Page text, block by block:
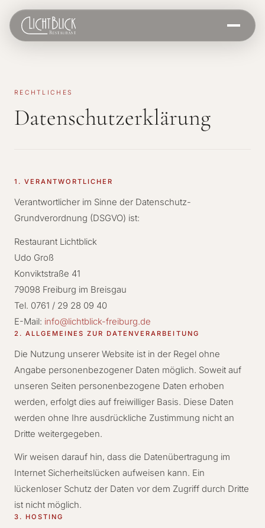
RECHTLICHES
Datenschutzerklärung
1. VERANTWORTLICHER
Verantwortlicher im Sinne der Datenschutz-
Grundverordnung (DSGVO) ist:
Restaurant Lichtblick
Udo Groß
Konviktstraße 41
79098 Freiburg im Breisgau
Tel. 0761 / 29 28 09 40
E-Mail: info@lichtblick-freiburg.de
2. ALLGEMEINES ZUR DATENVERARBEITUNG
Die Nutzung unserer Website ist in der Regel ohne
Angabe personenbezogener Daten möglich. Soweit auf
unseren Seiten personenbezogene Daten erhoben
werden, erfolgt dies auf freiwilliger Basis. Diese Daten
werden ohne Ihre ausdrückliche Zustimmung nicht an
Dritte weitergegeben.
Wir weisen darauf hin, dass die Datenübertragung im
Internet Sicherheitslücken aufweisen kann. Ein
lückenloser Schutz der Daten vor dem Zugriff durch Dritte
ist nicht möglich.
3. HOSTING